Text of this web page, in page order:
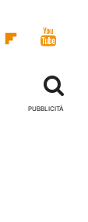
PUBBLICITÀ